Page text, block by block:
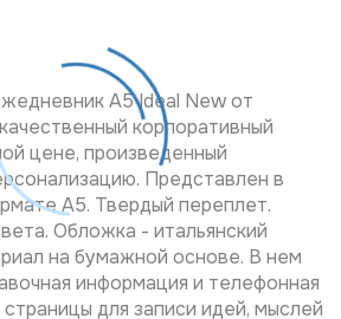
A5 Ideal New от
корпоративный
цене, произведенный
Представлен в
А5. Твердый переплет.
Обложка - итальянский
на бумажной основе. В нем
информация и телефонная
для записи идей, мыслей